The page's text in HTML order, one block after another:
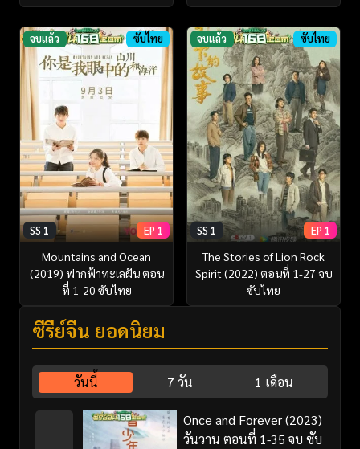
จบแล้ว ซับไทย
SS 1 EP 1
Mountains and Ocean
(2019) ฟากฟ้าทะเลฝัน ตอน
ที่ 1-20 ซับไทย
จบแล้ว ซับไทย
SS 1 EP 1
The Stories of Lion Rock
Spirit (2022) ตอนที่ 1-27 จบ
ซับไทย
ซีรี่ย์จีน ยอดนิยม
วันนี้ 7 วัน 1 เดือน
Once and Forever (2023)
วันวาน ตอนที่ 1-35 จบ ซับ